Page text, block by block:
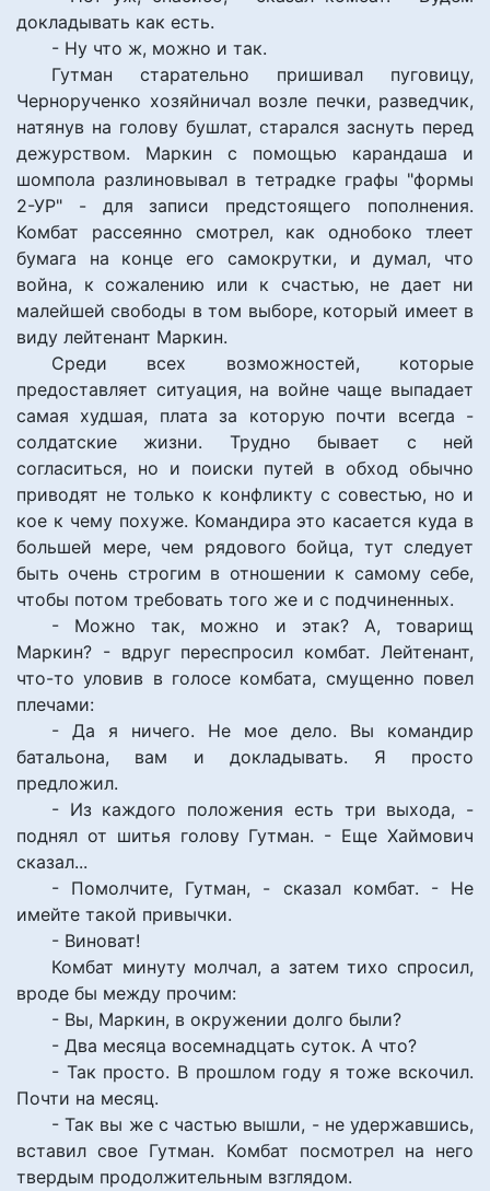
докладывать как есть.
- Ну что ж, можно и так.
Гутман старательно пришивал пуговицу,
Чернорученко хозяйничал возле печки, разведчик,
натянув на голову бушлат, старался заснуть перед
дежурством. Маркин с помощью карандаша и
шомпола разлиновывал в тетрадке графы "формы
2-УР" - для записи предстоящего пополнения.
Комбат рассеянно смотрел, как однобоко тлеет
бумага на конце его самокрутки, и думал, что
война, к сожалению или к счастью, не дает ни
малейшей свободы в том выборе, который имеет в
виду лейтенант Маркин.
Среди всех возможностей, которые
предоставляет ситуация, на войне чаще выпадает
самая худшая, плата за которую почти всегда -
солдатские жизни. Трудно бывает с ней
согласиться, но и поиски путей в обход обычно
приводят не только к конфликту с совестью, но и
кое к чему похуже. Командира это касается куда в
большей мере, чем рядового бойца, тут следует
быть очень строгим в отношении к самому себе,
чтобы потом требовать того же и с подчиненных.
- Можно так, можно и этак? А, товарищ
Маркин? - вдруг переспросил комбат. Лейтенант,
что-то уловив в голосе комбата, смущенно повел
плечами:
- Да я ничего. Не мое дело. Вы командир
батальона, вам и докладывать. Я просто
предложил.
- Из каждого положения есть три выхода, -
поднял от шитья голову Гутман. - Еще Хаймович
сказал...
- Помолчите, Гутман, - сказал комбат. - Не
имейте такой привычки.
- Виноват!
Комбат минуту молчал, а затем тихо спросил,
вроде бы между прочим:
- Вы, Маркин, в окружении долго были?
- Два месяца восемнадцать суток. А что?
- Так просто. В прошлом году я тоже вскочил.
Почти на месяц.
- Так вы же с частью вышли, - не удержавшись,
вставил свое Гутман. Комбат посмотрел на него
твердым продолжительным взглядом.